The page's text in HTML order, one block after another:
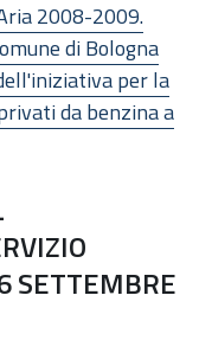
2008-2009.
di Bologna
per la
da benzina a
SETTEMBRE